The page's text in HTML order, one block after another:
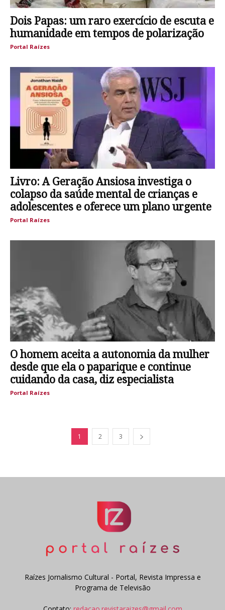
Dois Papas: um raro exercício de escuta e
humanidade em tempos de polarização
Portal Raízes
Livro: A Geração Ansiosa investiga o
colapso da saúde mental de crianças e
adolescentes e oferece um plano urgente
Portal Raízes
O homem aceita a autonomia da mulher
desde que ela o paparique e continue
cuidando da casa, diz especialista
Portal Raízes
1 2 3
Raízes Jornalismo Cultural - Portal, Revista Impressa e
Programa de Televisão